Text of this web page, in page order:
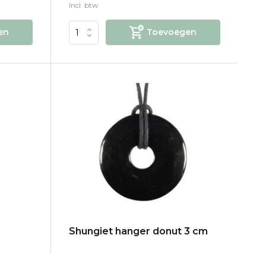
Incl. btw
Toevoegen
Shungiet hanger donut 3 cm